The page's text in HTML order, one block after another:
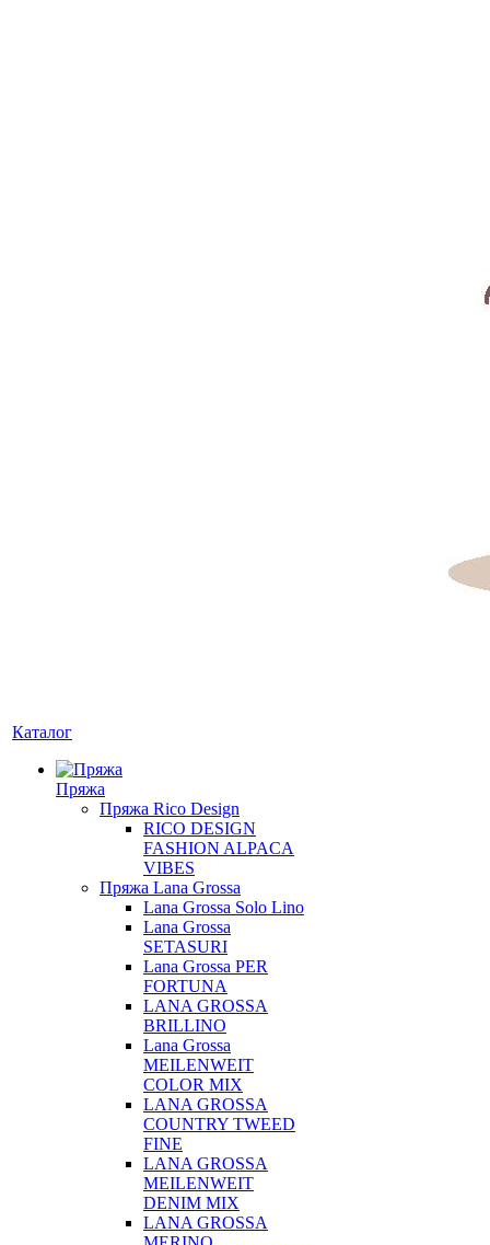
Каталог
Пряжа
Пряжа Rico Design
RICO DESIGN
FASHION ALPACA
VIBES
Пряжа Lana Grossa
Lana Grossa Solo Lino
Lana Grossa
SETASURI
Lana Grossa PER
FORTUNA
LANA GROSSA
BRILLINO
Lana Grossa
MEILENWEIT
COLOR MIX
LANA GROSSA
COUNTRY TWEED
FINE
LANA GROSSA
MEILENWEIT
DENIM MIX
LANA GROSSA